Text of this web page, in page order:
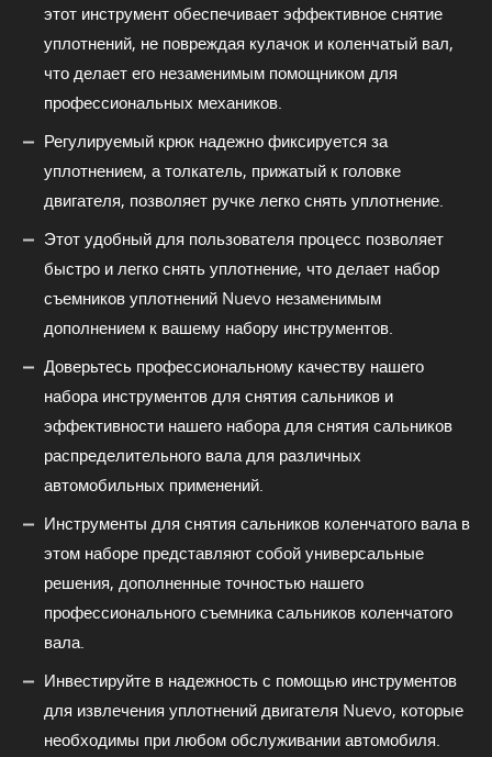
этот инструмент обеспечивает эффективное снятие
уплотнений, не повреждая кулачок и коленчатый вал,
что делает его незаменимым помощником для
профессиональных механиков.
Регулируемый крюк надежно фиксируется за
уплотнением, а толкатель, прижатый к головке
двигателя, позволяет ручке легко снять уплотнение.
Этот удобный для пользователя процесс позволяет
быстро и легко снять уплотнение, что делает набор
съемников уплотнений Nuevo незаменимым
дополнением к вашему набору инструментов.
Доверьтесь профессиональному качеству нашего
набора инструментов для снятия сальников и
эффективности нашего набора для снятия сальников
распределительного вала для различных
автомобильных применений.
Инструменты для снятия сальников коленчатого вала в
этом наборе представляют собой универсальные
решения, дополненные точностью нашего
профессионального съемника сальников коленчатого
вала.
Инвестируйте в надежность с помощью инструментов
для извлечения уплотнений двигателя Nuevo, которые
необходимы при любом обслуживании автомобиля.